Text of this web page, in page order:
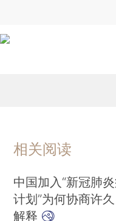
相关阅读
中国加入“新冠肺
计划”为何协商许
解释